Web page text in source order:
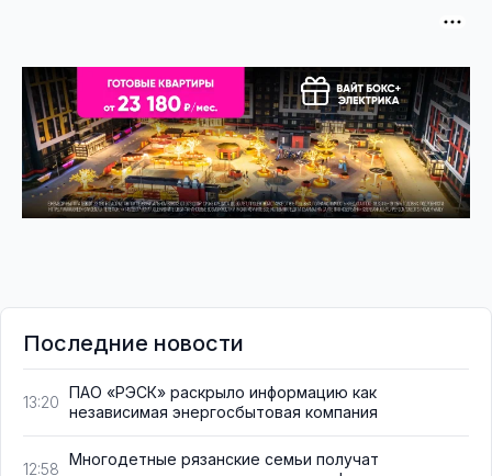
Последние новости
13:20
ПАО «РЭСК» раскрыло информацию как
независимая энергосбытовая компания
12:58
Многодетные рязанские семьи получат